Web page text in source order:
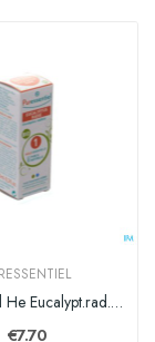
Puressentiel He Eucalypt.rad. Bio Exp. Hle Ess10ml
€7.70